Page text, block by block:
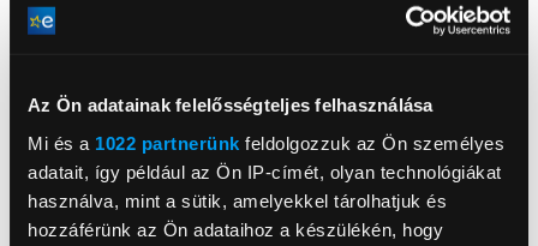
Az Ön adatainak felelősségteljes felhasználása
Mi és a 1022 partnerünk feldolgozzuk az Ön személyes
adatait, így például az Ön IP-címét, olyan technológiákat
használva, mint a sütik, amelyekkel tárolhatjuk és
hozzáférünk az Ön adataihoz a készülékén, hogy
Mystical Hungary Zrt.
Akkumulátor
550 mAh
Súly
31 g
Kijelző méret
2,1 inch